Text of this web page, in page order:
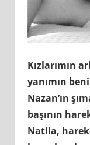
Kızlarımın
yanımın
Nazan’ın
başının
Natlia,